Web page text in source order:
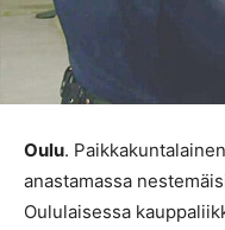
Oulu.
anastamassa
Oululaisessa